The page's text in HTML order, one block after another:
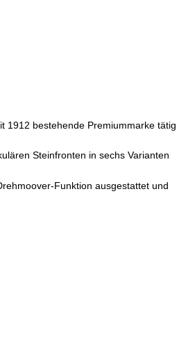
1912 bestehende Premiummarke tätig
Steinfronten in sechs Varianten
Funktion ausgestattet und